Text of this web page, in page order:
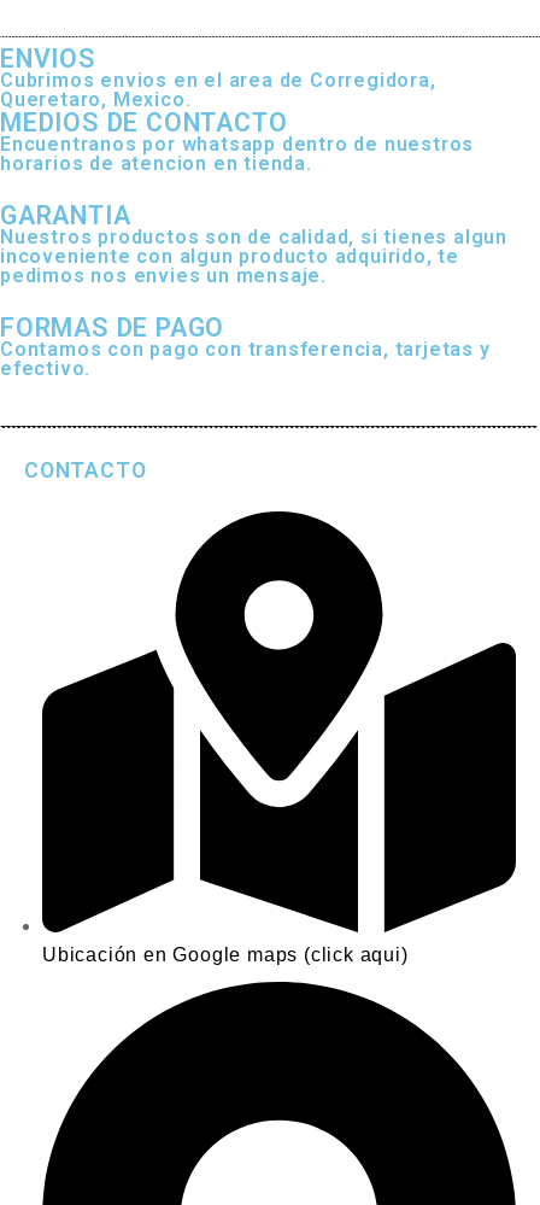
ENVIOS
Cubrimos envios en el area de Corregidora,
Queretaro, Mexico.
MEDIOS DE CONTACTO
Encuentranos por whatsapp dentro de nuestros
horarios de atencion en tienda.
GARANTIA
Nuestros productos son de calidad, si tienes algun
incoveniente con algun producto adquirido, te
pedimos nos envies un mensaje.
FORMAS DE PAGO
Contamos con pago con transferencia, tarjetas y
efectivo.
CONTACTO
Ubicación en Google maps (click aqui)